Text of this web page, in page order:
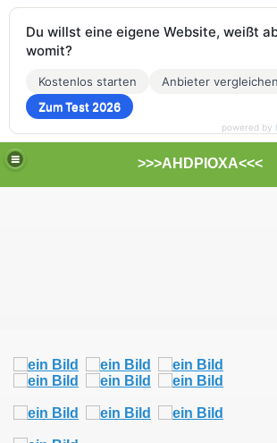
>>>AHDPIOXA<<<
Du willst eine eigene Website, weißt
womit?
Kostenlos starten
Anbieter vergleichen
Zum Test 2026
powered by